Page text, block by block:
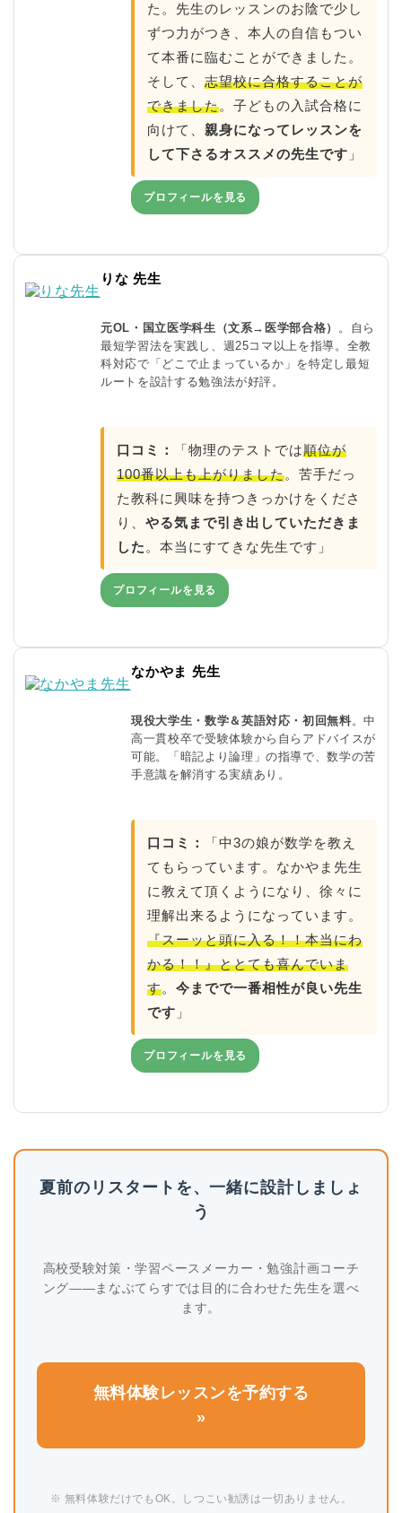
た。先生のレッスンのお陰で少し
ずつ力がつき、本人の自信もつい
て本番に臨むことができました。
そして、 志望校に合格することが
できました。子どもの入試合格に
向けて、 親身になってレッスンを
して下さるオススメの先生です 」
プロフィールを見る
りな 先生
元OL・国立医学科生（文系→医学部合格） 。自ら
最短学習法を実践し、週25コマ以上を指導。全教
科対応で「どこで止まっているか」を特定し最短
ルートを設計する勉強法が好評。
口コミ： 「物理のテストでは順位が
100番以上も上がりました。苦手だっ
た教科に興味を持つきっかけをくださ
り、 やる気まで引き出していただきま
した 。本当にすてきな先生です」
プロフィールを見る
なかやま 先生
現役大学生・数学＆英語対応・初回無料。中
高一貫校卒で受験体験から自らアドバイスが
可能。「暗記より論理」の指導で、数学の苦
手意識を解消する実績あり。
口コミ：
「中3の娘が数学を教え
てもらっています。なかやま先生
に教えて頂くようになり、徐々に
理解出来るようになっています。
『スーッと頭に入る！！本当にわ
かる！！』ととても喜んでいま
す。 今までで一番相性が良い先生
です 」
プロフィールを見る
夏前のリスタートを、一緒に設計しましょ
う
高校受験対策・学習ペースメーカー・勉強計画コーチ
ング——まなぶてらすでは目的に合わせた先生を選べ
ます。
無料体験レッスンを予約する
»
※ 無料体験だけでもOK。しつこい勧誘は一切ありません。